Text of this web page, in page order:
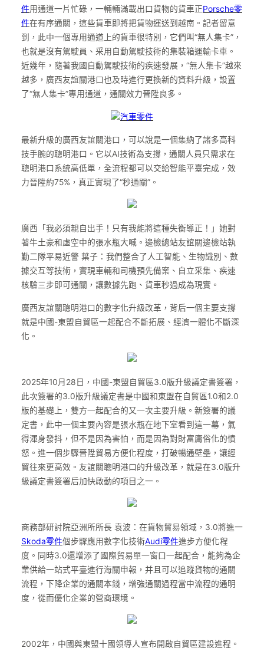
件用通道一片忙碌，一輛輛滿載出口貨物的貨車正Porsche零
件在有序通關，這些貨車即將把貨物運送到越南。記者留意
到，此中一個專用通道上的貨車很特別，它們叫“無人集卡”，
也就是沒有駕駛員、采用自動駕駛技術的集裝箱運輸卡車。
近幾年，隨著我國自動駕駛技術的疾速發展，“無人集卡”越來
越多，廣西友誼關港口也及時進行更換新的資料升級，設置
了“無人集卡”專用通道，通關效力晉陞良多。
汽車零件
最新升級的廣西友誼關港口，可以說是一個集納了諸多高科
技手腕的聰明港口。它以AI技術為支撐，通關人員只需求在
聰明港口系統高低單，全流程都可以交給智能平臺完成，效
力晉陞約75%，真正實現了“秒通關”。
廣西「我必須親自出手！只有我能將這種失衡導正！」她對
著牛土豪和虛空中的張水瓶大喊。邊檢總站友誼關邊檢站執
勤二隊平易近警 葉子：我們整合了人工智能、生物識別、數
據交互等技術，實現車輛和司機預先備案、自立采集、疾速
核驗三步即可通關，讓數據先跑、貨車秒過成為現實。
廣西友誼關聰明港口的數字化升級改革，背后一個主要支撐
就是中國-東盟自貿區一起配合不斷拓展、經濟一體化不斷深
化。
2025年10月28日，中國-東盟自貿區3.0版升級議定書簽署，
此次簽署的3.0版升級議定書是中國和東盟在自貿區1.0和2.0
版的基礎上，雙方一起配合的又一次主要升級。新簽署的議
定書，此中一個主要內容是張水瓶在地下室看到這一幕，氣
得渾身發抖，但不是因為害怕，而是因為對財富庸俗化的憤
怒。進一個步驟晉陞貿易方便化程度，打破暢通壁壘，讓經
貿往來更高效。友誼關聰明港口的升級改革，就是在3.0版升
級議定書簽署后加快啟動的項目之一。
商務部研討院亞洲所所長 袁波：在貨物貿易領域，3.0將進一
Skoda零件個步驟應用數字化技術Audi零件進步方便化程
度。同時3.0還增添了國際貿易單一窗口一起配合，能夠為企
業供給一站式平臺進行海關申報，并且可以追蹤貨物的通關
流程，下降企業的通關本錢，增強通關過程當中流程的通明
度，從而優化企業的營商環境。
2002年，中國與東盟十國領導人宣布開啟自貿區建設進程。